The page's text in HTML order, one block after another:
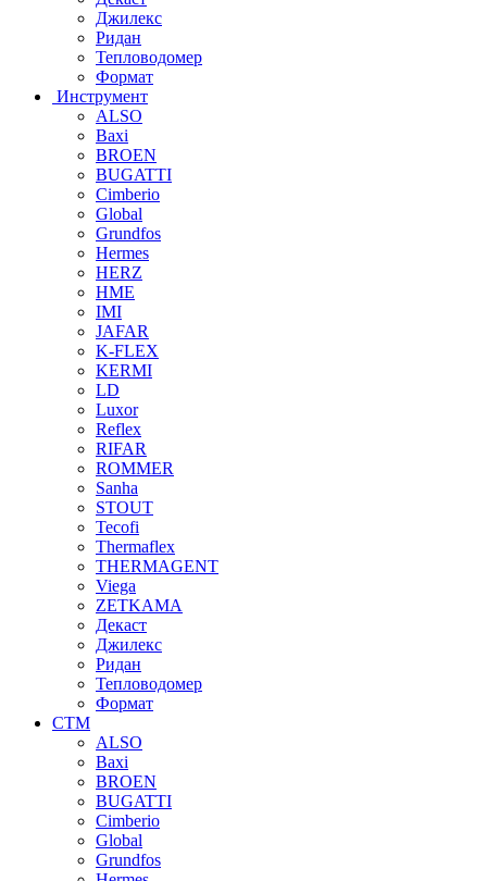
Джилекс
Ридан
Тепловодомер
Формат
Инструмент
ALSO
Baxi
BROEN
BUGATTI
Cimberio
Global
Grundfos
Hermes
HERZ
HME
IMI
JAFAR
K-FLEX
KERMI
LD
Luxor
Reflex
RIFAR
ROMMER
Sanha
STOUT
Tecofi
Thermaflex
THERMAGENT
Viega
ZETKAMA
Декаст
Джилекс
Ридан
Тепловодомер
Формат
СТМ
ALSO
Baxi
BROEN
BUGATTI
Cimberio
Global
Grundfos